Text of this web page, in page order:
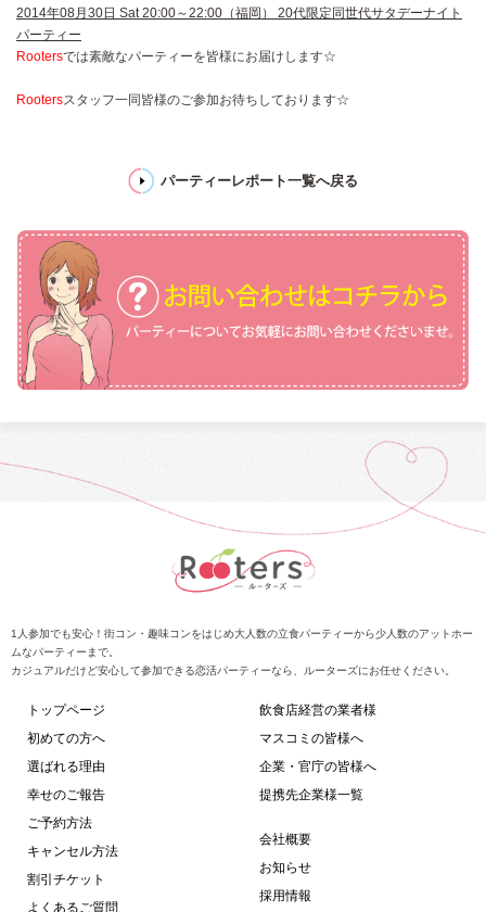
2014年08月30日 Sat 20:00～22:00（福岡） 20代限定同世代サタデーナイト
パーティー
Rootersでは素敵なパーティーを皆様にお届けします☆
Rootersスタッフ一同皆様のご参加お待ちしております☆
パーティーレポート一覧へ戻る
1人参加でも安心！街コン・趣味コンをはじめ大人数の立食パーティーから少人数のアットホー
ムなパーティーまで。
カジュアルだけど安心して参加できる恋活パーティーなら、ルーターズにお任せください。
トップページ
初めての方へ
選ばれる理由
幸せのご報告
ご予約方法
キャンセル方法
割引チケット
よくあるご質問
飲食店経営の業者様
マスコミの皆様へ
企業・官庁の皆様へ
提携先企業様一覧
会社概要
お知らせ
採用情報